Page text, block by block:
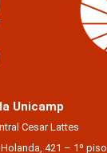
Unicamp
Cesar Lattes
421 – 1º piso